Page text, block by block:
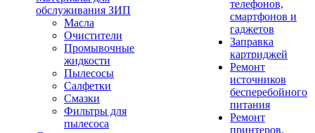
обслуживания ЗИП
Масла
Очистители
Промывочные
жидкости
Пылесосы
Салфетки
Смазки
Фильтры для
пылесоса
телефонов,
смартфонов и
гаджетов
Заправка
картриджей
Ремонт
источников
бесперебойного
питания
Ремонт
принтеров,